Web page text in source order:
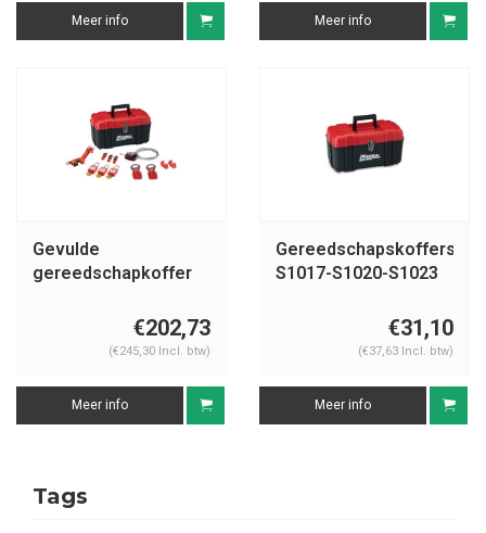
Meer info Meer info
Gevulde
gereedschapkoffer
€202,73
(€245,30 Incl. btw)
Meer info
Gereedschapskoffers
S1017-S1020-S1023
€31,10
(€37,63 Incl. btw)
Meer info
Tags